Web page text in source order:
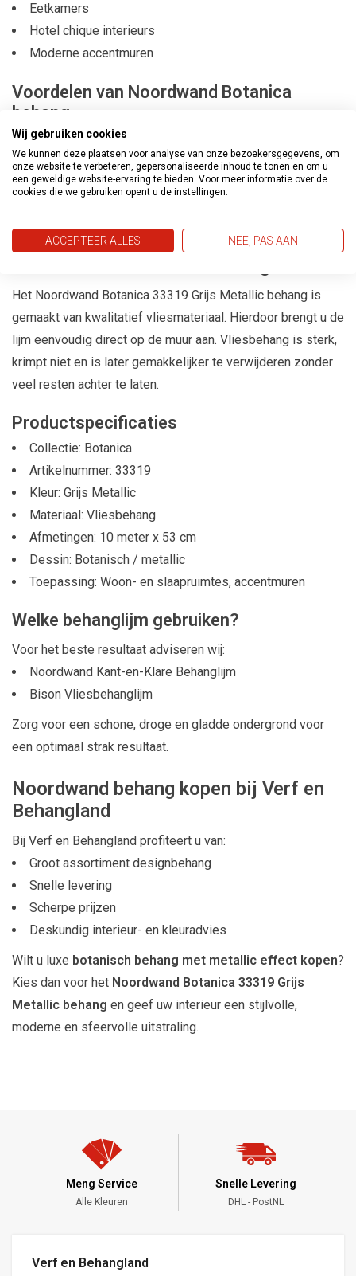
Eetkamers
Hotel chique interieurs
Moderne accentmuren
Voordelen van Noordwand Botanica
behang
Stijlvol botanisch dessin
Luxemetallic afwerking
Hoogwaardigvliesbehang
Sterk, vormvast en duurzaam
Het Noordwand Botanica 33319 Grijs Metallic behang is
gemaakt van kwalitatief vliesmateriaal. Hierdoor brengt u de
lijm eenvoudig direct op de muur aan. Vliesbehang is sterk,
krimpt niet en is later gemakkelijker te verwijderen zonder
veel resten achter te laten.
Productspecificaties
Collectie: Botanica
Artikelnummer: 33319
Kleur: Grijs Metallic
Materiaal: Vliesbehang
Afmetingen: 10 meter x 53 cm
Dessin: Botanisch / metallic
Toepassing: Woon- en slaapruimtes, accentmuren
Welke behanglijm gebruiken?
Voor het beste resultaat adviseren wij:
Noordwand Kant-en-Klare Behanglijm
Bison Vliesbehanglijm
Zorg voor een schone, droge en gladde ondergrond voor
een optimaal strak resultaat.
Noordwand behang kopen bij Verf en
Behangland
Bij Verf en Behangland profiteert u van:
Groot assortiment designbehang
Snelle levering
Scherpe prijzen
Deskundig interieur- en kleuradvies
Wilt u luxe botanisch behang met metallic effect kopen?
Kies dan voor het Noordwand Botanica 33319 Grijs
Metallic behang en geef uw interieur een stijlvolle,
moderne en sfeervolle uitstraling.
Meng Service
Alle Kleuren
Snelle Levering
DHL - PostNL
Verf en Behangland
Wij gebruiken cookies
We kunnen deze plaatsen voor analyse van onze bezoekersgegevens, om
onze website te verbeteren, gepersonaliseerde inhoud te tonen en om u
een geweldige website-ervaring te bieden. Voor meer informatie over de
cookies die we gebruiken opent u de instellingen.
ACCEPTEER ALLES NEE, PAS AAN